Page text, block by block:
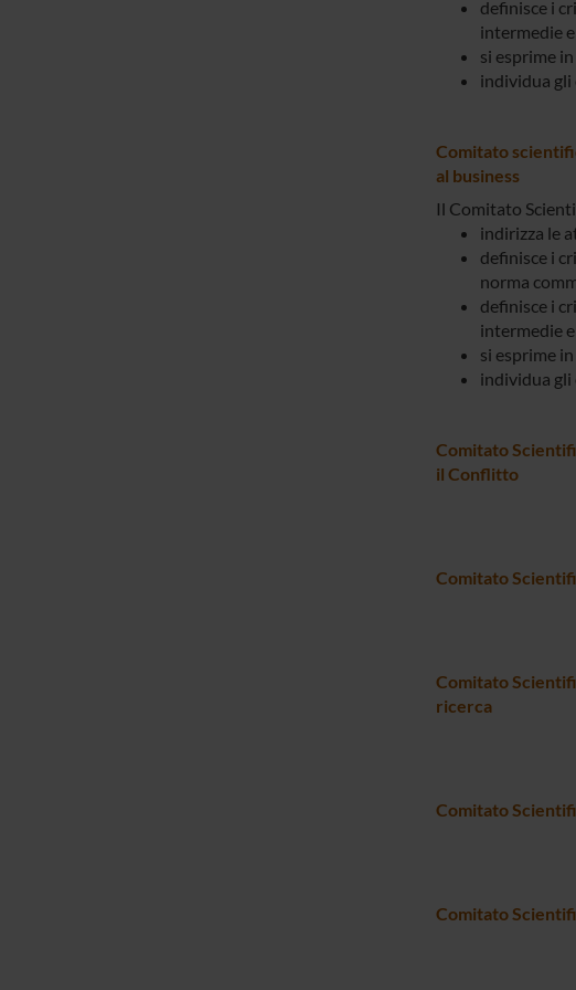
definisce i
intermedie
si esprime
individua gli
Comitato
al business
Il Comitato
indirizza le
definisce i
norma
definisce i
intermedie
si esprime
individua gli
Comitato
il Conflitto
Comitato
Comitato
ricerca
Comitato
Comitato